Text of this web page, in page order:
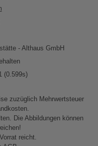
- Althaus GmbH
(0.599s)
zuzüglich Mehrwertsteuer
Die Abbildungen können
reicht.